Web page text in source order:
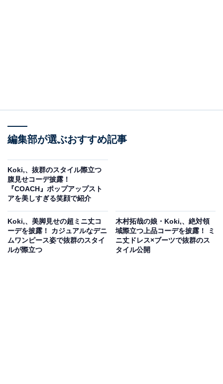
編集部が選ぶおすすめ記事
Koki,、抜群のスタイル際立つ
腹見せコーデ披露！
『COACH』ポップアップスト
アを美しすぎる笑顔で紹介
Koki,、美脚見せの超ミニ丈コ
ーデを披露！ カジュアルなデニ
ムワンピース姿で抜群のスタイ
ルが際立つ
木村拓哉の娘・Koki,、絶対領
域際立つ上品コーデを披露！ ミ
ニ丈ドレス×ブーツで抜群のス
タイル公開